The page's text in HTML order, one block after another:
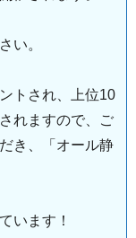
い。
トされ、上位10
れますので、ご
き、「オール静
います！